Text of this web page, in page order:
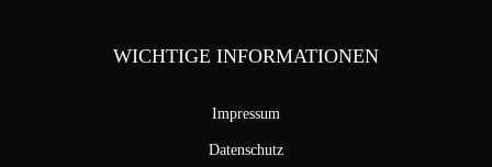
WICHTIGE INFORMATIONEN
Impressum
Datenschutz